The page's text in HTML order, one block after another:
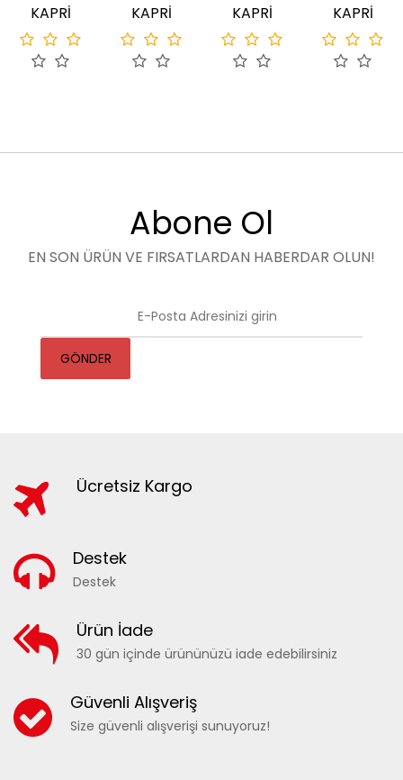
KAPRİ KAPRİ KAPRİ KAPRİ
Abone Ol
EN SON ÜRÜN VE FIRSATLARDAN HABERDAR OLUN!
GÖNDER
Ücretsiz Kargo
Destek
Destek
Ürün İade
30 gün içinde ürününüzü iade edebilirsiniz
Güvenli Alışveriş
Size güvenli alışverişi sunuyoruz!